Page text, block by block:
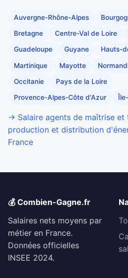
Auvergne-Rhône-Alpes
Bretagne Centre-Val de Loire
Guadeloupe Guyane Hauts-
Martinique Mayotte
Occitanie Pays de la Loire
Provence-Alpes-Côte d'Azur
→ Salaire agents de maîtrise et
production et distribution
France
💰 Combien-Gagne.fr
Salaires nets moyens par
métier en France.
Données officielles
INSEE 2024.